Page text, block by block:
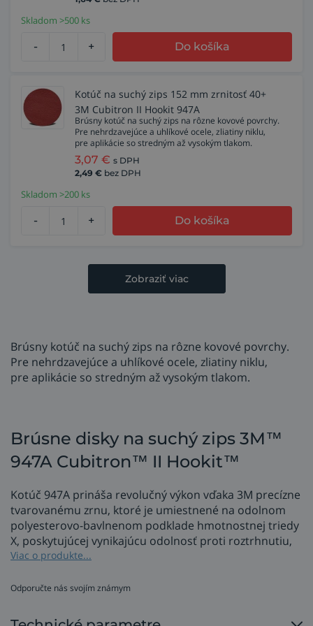
Skladom >500 ks
- + Do košíka
Kotúč na suchý zips 152 mm zrnitosť 40+
3M Cubitron II Hookit 947A
Brúsny kotúč na suchý zips na rôzne kovové povrchy.
Pre nehrdzavejúce a uhlíkové ocele, zliatiny niklu,
pre aplikácie so stredným až vysokým tlakom.
3,07 € s DPH
2,49 € bez DPH
Skladom >200 ks
- + Do košíka
Zobraziť viac
Brúsny kotúč na suchý zips na rôzne kovové povrchy.
Pre nehrdzavejúce a uhlíkové ocele, zliatiny niklu,
pre aplikácie so stredným až vysokým tlakom.
Brúsne disky na suchý zips 3M™
947A Cubitron™ II Hookit™
Kotúč 947A prináša revolučný výkon vďaka 3M precízne
tvarovanému zrnu, ktoré je umiestnené na odolnom
polyesterovo-bavlnenom podklade hmotnostnej triedy
X, poskytujúcej vynikajúcu odolnosť proti roztrhnutiu,
flexibilitu a konzistentný, jednotný povrch na
jednoduchá výmena kotúča vďaka systému Hookit
Viac o produkte...
Odporučte nás svojím známym